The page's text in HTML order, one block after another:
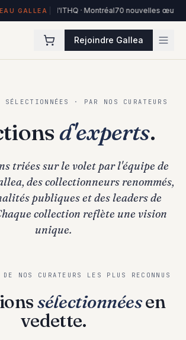
GALLEA
à Hôtel de l'ITHQ · Montréal70 nouvelles œuvres
Rejoindre Gallea
SÉLECTIONNÉES · PAR NOS CURATEURS
d'experts.
triées sur le volet par l'équipe de
des collectionneurs renommés,
publiques et des leaders de
collection reflète une vision
unique.
NOS CURATEURS LES PLUS RECONNUS
sélectionnéesen
vedette.